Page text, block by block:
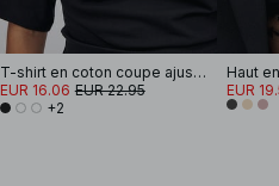
T-shirt en coton coupe ajustée à encolure cheminée
EUR 16.06 EUR 22.95
+2
EUR